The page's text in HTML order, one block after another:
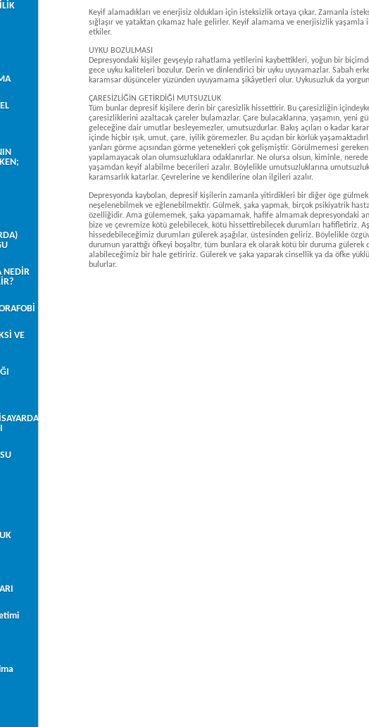
NEDİR
VE
Keyif alamadıkları ve enerjisiz oldukları için isteksizlik ortaya çıkar. Zamanla
sığlaşır ve yataktan çıkamaz hale gelirler. Keyif alamama ve enerjisizlik
etkiler.
UYKU BOZULMASI
Depresyondaki kişiler gevşeyip rahatlama yetilerini kaybettikleri, yoğun bir
gece uyku kaliteleri bozulur. Derin ve dinlendirici bir uyku uyuyamazlar. Sabah
karamsar düşünceler yüzünden uyuyamama şikâyetleri olur. Uykusuzluk da
ÇARESİZLİĞİN GETİRDİĞİ MUTSUZLUK
Tüm bunlar depresif kişilere derin bir çaresizlik hissettirir. Bu çaresizliğin
çaresizliklerini azaltacak çareler bulamazlar. Çare bulacaklarına, yaşamın, yeni
geleceğine dair umutlar besleyemezler, umutsuzdurlar. Bakış açıları o kadar
içinde hiçbir ışık, umut, çare, iyilik göremezler. Bu açıdan bir körlük
yanları görme açısından görme yetenekleri çok gelişmiştir. Görülmemesi
yapılamayacak olan olumsuzluklara odaklanırlar. Ne olursa olsun, kiminle,
yaşamdan keyif alabilme becerileri azalır. Böylelikle umutsuzluklarına
karamsarlık katarlar. Çevrelerine ve kendilerine olan ilgileri azalır.
Depresyonda kaybolan, depresif kişilerin zamanla yitirdikleri bir diğer öge
neşelenebilmek ve eğlenebilmektir. Gülmek, şaka yapmak, birçok psikiyatrik
özelliğidir. Ama gülememek, şaka yapamamak, hafife almamak depresyondaki
bize ve çevremize kötü gelebilecek, kötü hissettirebilecek durumları hafifletiriz.
hissedebileceğimiz durumları gülerek aşağılar, üstesinden geliriz. Böylelikle
durumun yarattığı öfkeyi boşaltır, tüm bunlara ek olarak kötü bir duruma gülerek
alabileceğimiz bir hale getiririz. Gülerek ve şaka yaparak cinsellik ya da öfke
bulurlar.